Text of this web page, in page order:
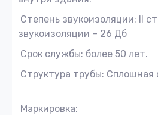
Степень звукоизоляции: II
звукоизоляции – 26 Дб
Срок службы: более 50 лет.
Структура трубы: Сплошная
Маркировка: